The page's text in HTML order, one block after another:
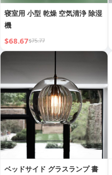
寝室用 小型 乾燥 空気清浄 除湿
機
$68.67$75.77
ベッドサイド グラスランプ 書